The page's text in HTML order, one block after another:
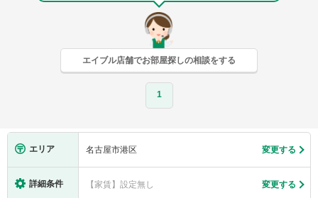
エイブル店舗でお部屋探しの相談をする
1
エリア 名古屋市港区 変更する
詳細条件 【家賃】設定無し 変更する